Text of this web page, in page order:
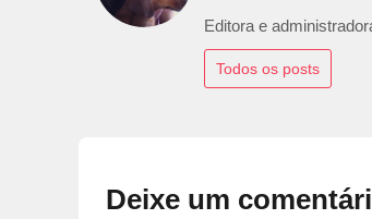
Editora e
Todos os posts
Deixe um